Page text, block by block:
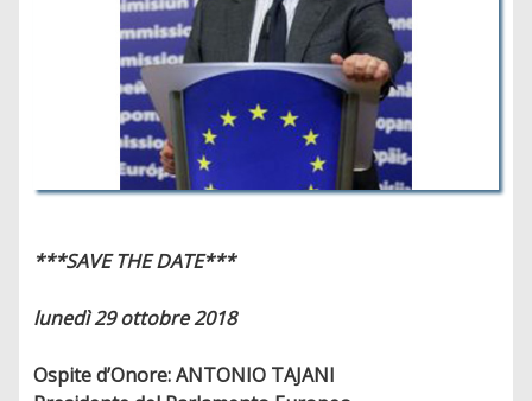
***SAVE THE DATE***
lunedì 29 ottobre 2018
Ospite d’Onore: ANTONIO TAJANI